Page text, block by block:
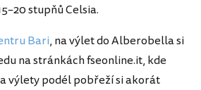
stupňů Celsia.
Bari, na výlet do Alberobella si
na stránkách fseonline.it, kde
výlety podél pobřeží si akorát